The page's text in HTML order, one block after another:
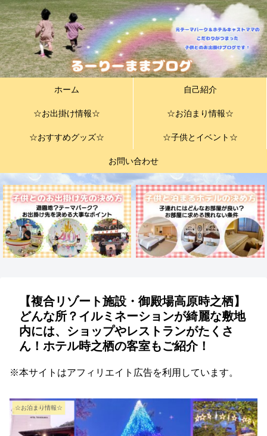
ホーム 自己紹介
☆お出掛け情報☆ ☆お泊まり情報☆
☆おすすめグッズ☆ ☆子供とイベント☆
お問い合わせ
【複合リゾート施設・御殿場高原時之栖】
どんな所？イルミネーションが綺麗な敷地
内には、ショップやレストランがたくさ
ん！ホテル時之栖の客室もご紹介！
※本サイトはアフィリエイト広告を利用しています。
☆お泊まり情報☆